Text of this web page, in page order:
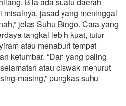
misalnya, jasad yang meninggal
jelas Suhu Bingo. Cara yang
tangkal lebih kuat, tutur
atau menaburi tempat
ketumbar. “Dan yang paling
atau ciswak menurut
masing,” pungkas suhu